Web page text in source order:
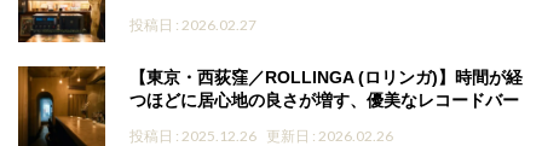
投稿日 : 2026.02.27
【東京・西荻窪／ROLLINGA (ロリンガ)】時間が経
つほどに居心地の良さが増す、優美なレコードバー
投稿日 : 2025.12.26 更新日 : 2026.02.26